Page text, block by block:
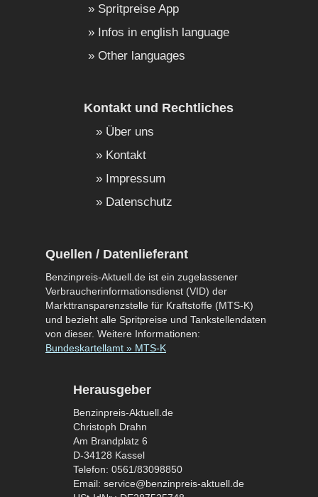
Spritpreise App
Infos in english language
Other languages
Kontakt und Rechtliches
Über uns
Kontakt
Impressum
Datenschutz
Quellen / Datenlieferant
Benzinpreis-Aktuell.de ist ein zugelassener
Verbraucherinformationsdienst (VID) der
Markttransparenzstelle für Kraftstoffe (MTS-K)
und bezieht alle Spritpreise und Tankstellendaten
von dieser. Weitere Informationen:
Bundeskartellamt » MTS-K
Herausgeber
Benzinpreis-Aktuell.de
Christoph Drahn
Am Brandplatz 6
D-34128 Kassel
Telefon: 0561/83098850
Email: service@benzinpreis-aktuell.de